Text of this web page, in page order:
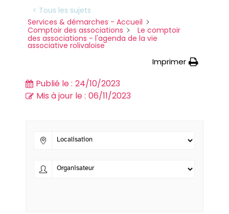
< Tous les sujets
Services & démarches - Accueil
Comptoir des associations
Le comptoir
des associations - l'agenda de la vie
associative rolivaloise
Imprimer
Publié le : 24/10/2023
Mis à jour le : 06/11/2023